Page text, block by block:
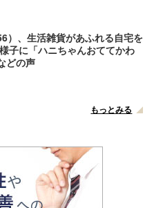
）、生活雑貨があふれる自宅を
子に「ハニちゃんおててかわ
どの声
もっとみる